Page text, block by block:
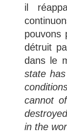
il
pouvons
détruit
dans le
state
cannot
in the